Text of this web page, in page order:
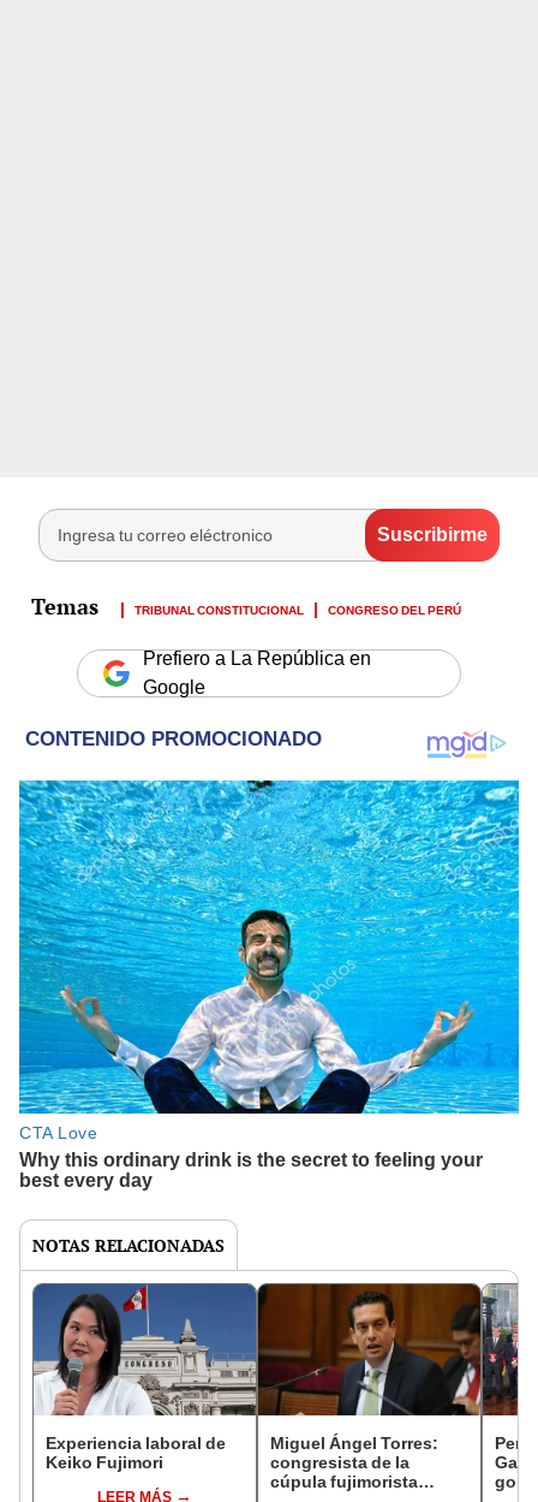
TRIBUNAL CONSTITUCIONAL CONGRESO DEL PERÚ
Prefiero a La República en
Google
NOTAS RELACIONADAS
Experiencia laboral de
Keiko Fujimori
LEER MÁS
Miguel Ángel Torres:
congresista de la
cúpula fujimorista